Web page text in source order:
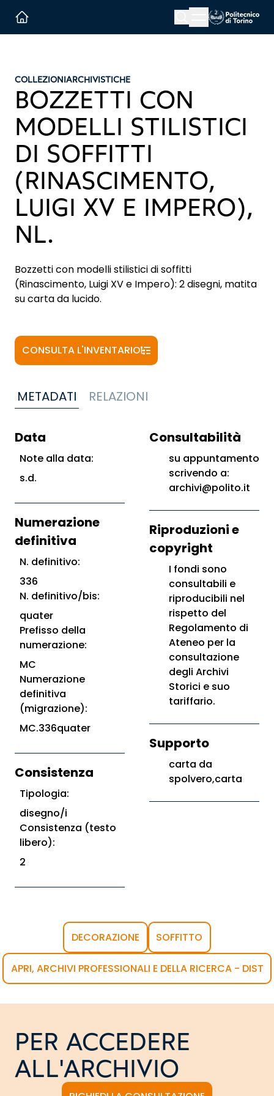
Menu button
COLLEZIONIARCHIVISTICHE
BOZZETTI CON
MODELLI STILISTICI
DI SOFFITTI
(RINASCIMENTO,
LUIGI XV E IMPERO),
NL.
Bozzetti con modelli stilistici di soffitti
(Rinascimento, Luigi XV e Impero): 2 disegni, matita
su carta da lucido.
CONSULTA L'INVENTARIO
METADATI RELAZIONI
Data
Note alla data:
s.d.
Numerazione
definitiva
N. definitivo:
336
N. definitivo/bis:
quater
Prefisso della
numerazione:
MC
Numerazione
definitiva
(migrazione):
MC.336quater
Consistenza
Tipologia:
disegno/i
Consistenza (testo
libero):
2
Consultabilità
su appuntamento
scrivendo a:
archivi@polito.it
Riproduzioni e
copyright
I fondi sono
consultabili e
riproducibili nel
rispetto del
Regolamento di
Ateneo per la
consultazione
degli Archivi
Storici e suo
tariffario.
Supporto
carta da
spolvero,carta
DECORAZIONE SOFFITTO
APRI, ARCHIVI PROFESSIONALI E DELLA RICERCA - DIST
PER ACCEDERE
ALL'ARCHIVIO